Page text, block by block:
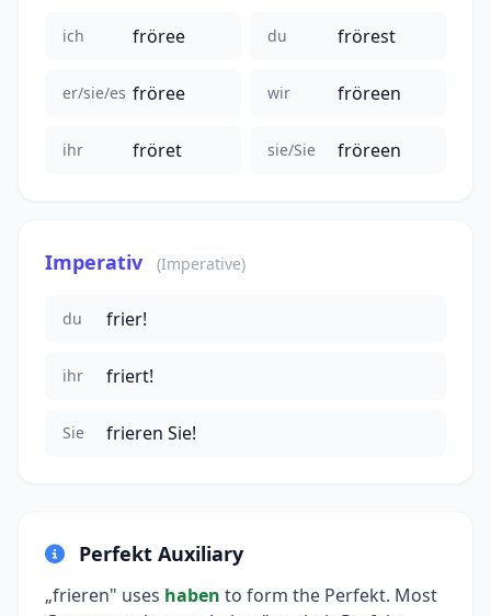
ich fröree du frörest
er/sie/es fröree wir fröreen
ihr fröret sie/Sie fröreen
Imperativ (Imperative)
du frier!
ihr friert!
Sie frieren Sie!
Perfekt Auxiliary
„frieren" uses haben to form the Perfekt. Most